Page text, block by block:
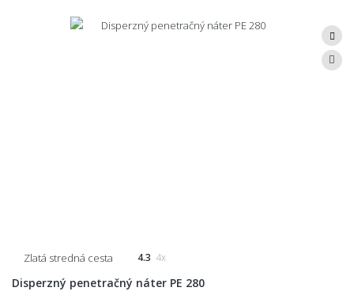
Zlatá stredná cesta 4.3 4x
Disperzný penetračný náter PE 280